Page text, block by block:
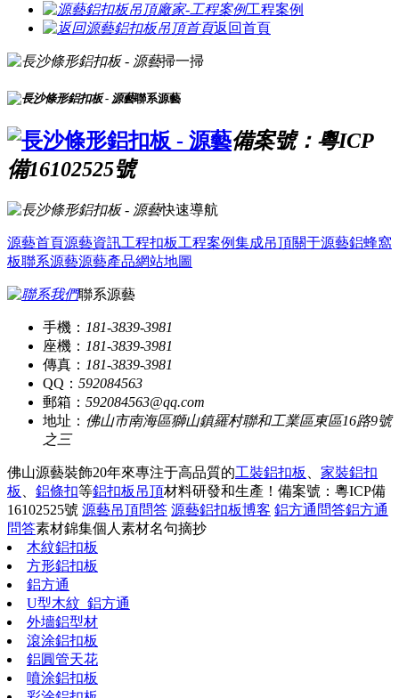
工程案例
返回首頁
掃一掃
聯系源藝
備案號：粵ICP
備16102525號
快速導航
源藝首頁源藝資訊工程扣板工程案例集成吊頂關于源藝鋁蜂窩
板聯系源藝源藝產品網站地圖
聯系源藝
手機： 181-3839-3981
座機： 181-3839-3981
傳真： 181-3839-3981
QQ： 592084563
郵箱： 592084563@qq.com
地址： 佛山市南海區獅山鎮羅村聯和工業區東區16路9號
之三
佛山源藝裝飾20年來專注于高品質的工裝鋁扣板
家裝鋁扣
板
鋁條扣等鋁扣板吊頂材料研發和生產！ 備案號：粵ICP備
16102525號 源藝吊頂問答 源藝鋁扣板博客 鋁方通問答鋁方通
問答素材錦集個人素材名句摘抄
木紋鋁扣板
方形鋁扣板
鋁方通
U型木紋_鋁方通
外墻鋁型材
滾涂鋁扣板
鋁圓管天花
噴涂鋁扣板